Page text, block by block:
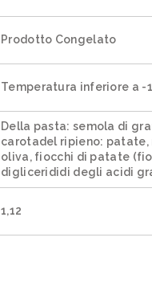
Prodotto Congelato
Temperatura inferiore a -
Della pasta: semola di
carotadel ripieno: patate,
oliva, fiocchi di patate
diglicerididi degli acidi
1,12